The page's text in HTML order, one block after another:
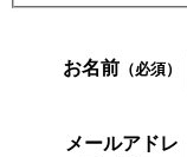
お名前 （必須）
メールアドレ